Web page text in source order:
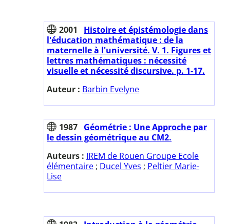
2001
Histoire et épistémologie dans
l'éducation mathématique : de la
maternelle à l'université. V. 1. Figures et
lettres mathématiques : nécessité
visuelle et nécessité discursive. p. 1-17.
Auteur : Barbin Evelyne
1987 Géométrie : Une Approche par
le dessin géométrique au CM2.
Auteurs : IREM de Rouen Groupe Ecole
élémentaire ; Ducel Yves ; Peltier Marie-
Lise